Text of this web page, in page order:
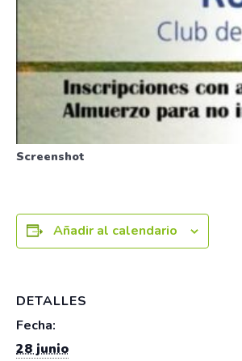
Screenshot
Añadir al calendario
DETALLES
Fecha:
28 junio